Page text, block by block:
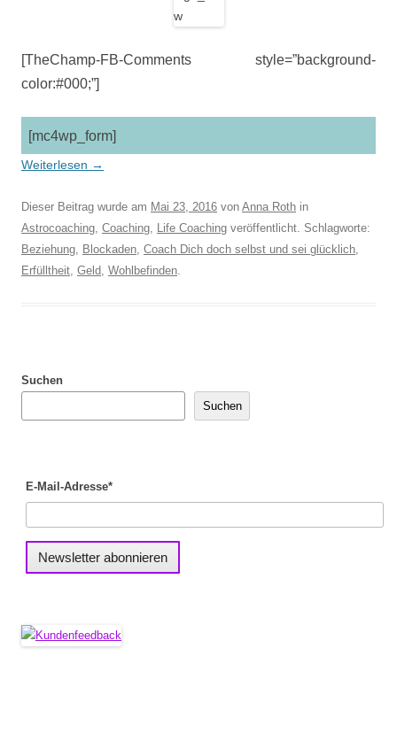
[TheChamp-FB-Comments style=”background-
color:#000;”]
[mc4wp_form]
Weiterlesen →
Dieser Beitrag wurde am Mai 23, 2016 von Anna Roth in
Astrocoaching, Coaching, Life Coaching veröffentlicht. Schlagworte:
Beziehung, Blockaden, Coach Dich doch selbst und sei glücklich,
Erfülltheit, Geld, Wohlbefinden.
Suchen
Suchen
E-Mail-Adresse*